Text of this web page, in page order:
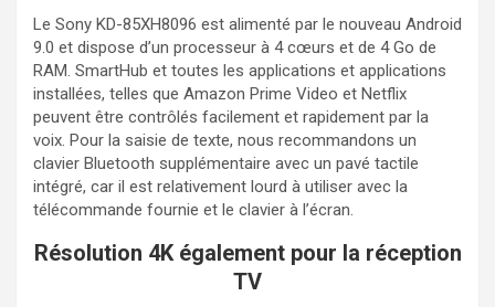
Le Sony KD-85XH8096 est alimenté par le nouveau Android
9.0 et dispose d’un processeur à 4 cœurs et de 4 Go de
RAM. SmartHub et toutes les applications et applications
installées, telles que Amazon Prime Video et Netflix
peuvent être contrôlés facilement et rapidement par la
voix. Pour la saisie de texte, nous recommandons un
clavier Bluetooth supplémentaire avec un pavé tactile
intégré, car il est relativement lourd à utiliser avec la
télécommande fournie et le clavier à l’écran.
Résolution 4K également pour la réception
TV